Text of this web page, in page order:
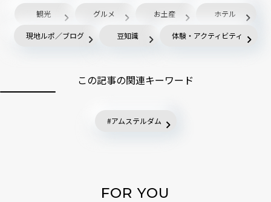
観光 グルメ お土産 ホテル
現地ルポ／ブログ 豆知識 体験・アクティビティ
この記事の関連キーワード
アムステルダム
FOR YOU